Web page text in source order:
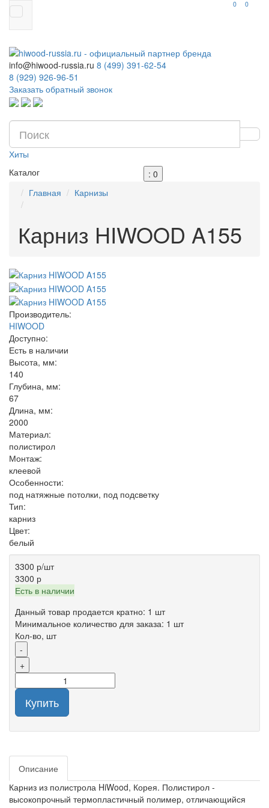
0 0
info@hiwood-russia.ru 8 (499) 391-62-54
8 (929) 926-96-51
Заказать обратный звонок
Хиты
Каталог
: 0
Главная
Карнизы
Карниз HIWOOD A155
Производитель:
HIWOOD
Доступно:
Есть в наличии
Высота, мм:
140
Глубина, мм:
67
Длина, мм:
2000
Материал:
полистирол
Монтаж:
клеевой
Особенности:
под натяжные потолки, под подсветку
Тип:
карниз
Цвет:
белый
3300 р/шт
3300 р
Есть в наличии
Данный товар продается кратно: 1 шт
Минимальное количество для заказа: 1 шт
Кол-во, шт
-
+
Купить
Описание
Карниз из полистрола HiWood, Корея. Полистирол -
высокопрочный термопластичный полимер, отличающийся